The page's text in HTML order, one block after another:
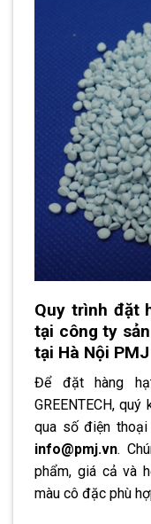
Quy trình đặt
tại công ty
tại Hà Nội PMJ
Để đặt hàng
GREENTECH,
qua số điện thoại
info@pmj.vn.
phẩm, giá cả và
màu cô đặc phù